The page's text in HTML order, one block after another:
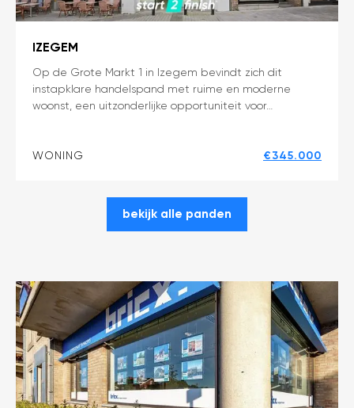
Unieke
kans
op
in
IZEGEM
Op de Grote Markt 1 in Izegem bevindt zich dit
instapklare handelspand met ruime en moderne
woonst, een uitzonderlijke opportuniteit voor…
WONING €345.000
bekijk alle panden